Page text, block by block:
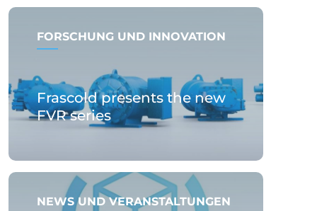
FORSCHUNG UND INNOVATION
Frascold presents the new
FVR series
NEWS UND VERANSTALTUNGEN